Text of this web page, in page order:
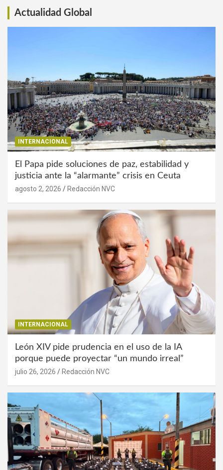
Actualidad Global
INTERNACIONAL
El Papa pide soluciones de paz, estabilidad y
justicia ante la “alarmante” crisis en Ceuta
agosto 2, 2026 Redacción NVC
INTERNACIONAL
León XIV pide prudencia en el uso de la IA
porque puede proyectar “un mundo irreal”
julio 26, 2026 Redacción NVC